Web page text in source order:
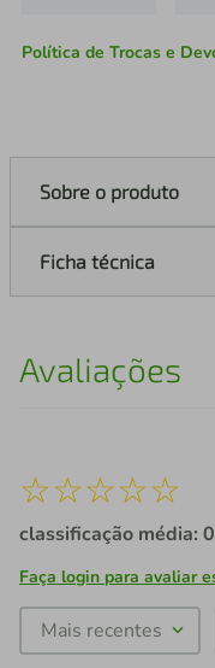
Política de Trocas e
Sobre o produto
Ficha técnica
Avaliações
☆☆☆☆☆
classificação média: 0
Faça login para avaliar
Mais recentes